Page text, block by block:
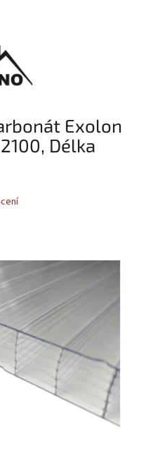
Exolon
Délka